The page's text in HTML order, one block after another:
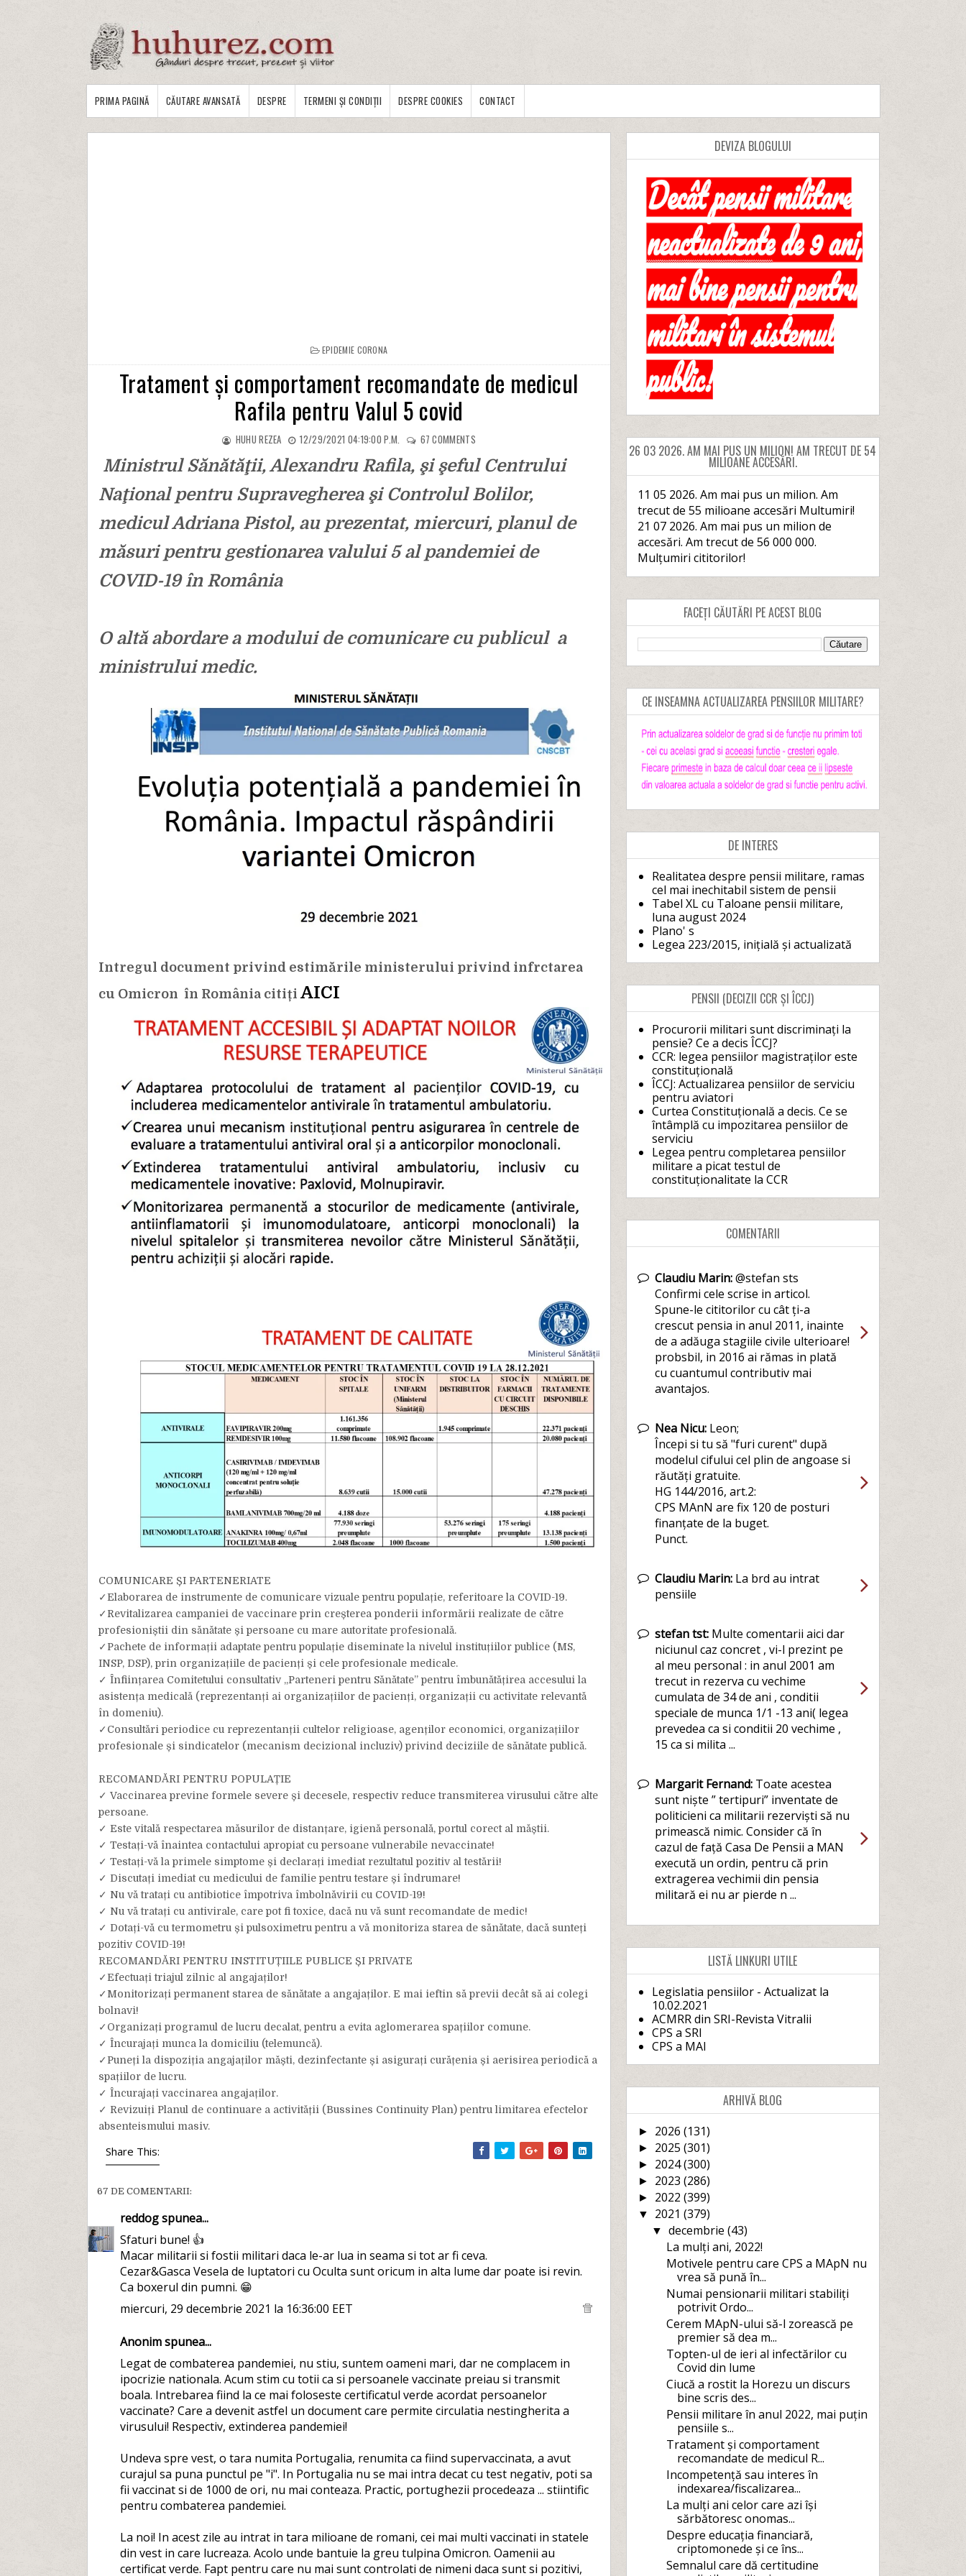
PRIMA PAGINĂ CĂUTARE AVANSATĂ DESPRE TERMENI ȘI CONDIȚII DESPRE COOKIES CONTACT
EPIDEMIE CORONA
Tratament și comportament recomandate de medicul
Rafila pentru Valul 5 covid
HUHU REZEA 12/29/2021 04:19:00 P.M. 67 COMMENTS
Ministrul Sănătăţii, Alexandru Rafila, şi şeful Centrului
Naţional pentru Supravegherea şi Controlul Bolilor,
medicul Adriana Pistol, au prezentat, miercuri, planul de
măsuri pentru gestionarea valului 5 al pandemiei de
COVID-19 în România
O altă abordare a modului de comunicare cu publicul a
ministrului medic.
Intregul document privind estimările ministerului privind infrctarea
cu Omicron în România citiți AICI
COMUNICARE ȘI PARTENERIATE
✓Elaborarea de instrumente de comunicare vizuale pentru populație, referitoare la COVID-19.
✓Revitalizarea campaniei de vaccinare prin creșterea ponderii informării realizate de către
profesioniștii din sănătate și persoane cu mare autoritate profesională.
✓Pachete de informații adaptate pentru populație diseminate la nivelul instituțiilor publice (MS,
INSP, DSP), prin organizațiile de pacienți și cele profesionale medicale.
✓ Înființarea Comitetului consultativ „Parteneri pentru Sănătate” pentru îmbunătățirea accesului la
asistența medicală (reprezentanți ai organizațiilor de pacienți, organizații cu activitate relevantă
în domeniu).
✓Consultări periodice cu reprezentanții cultelor religioase, agenților economici, organizațiilor
profesionale și sindicatelor (mecanism decizional incluziv) privind deciziile de sănătate publică.
RECOMANDĂRI PENTRU POPULAȚIE
✓ Vaccinarea previne formele severe și decesele, respectiv reduce transmiterea virusului către alte
persoane.
✓ Este vitală respectarea măsurilor de distanțare, igienă personală, portul corect al măștii.
✓ Testați-vă înaintea contactului apropiat cu persoane vulnerabile nevaccinate!
✓ Testați-vă la primele simptome și declarați imediat rezultatul pozitiv al testării!
✓ Discutați imediat cu medicului de familie pentru testare și îndrumare!
✓ Nu vă tratați cu antibiotice împotriva îmbolnăvirii cu COVID-19!
✓ Nu vă tratați cu antivirale, care pot fi toxice, dacă nu vă sunt recomandate de medic!
✓ Dotați-vă cu termometru și pulsoximetru pentru a vă monitoriza starea de sănătate, dacă sunteți
pozitiv COVID-19!
RECOMANDĂRI PENTRU INSTITUȚIILE PUBLICE ȘI PRIVATE
✓Efectuați triajul zilnic al angajaților!
✓Monitorizați permanent starea de sănătate a angajaților. E mai ieftin să previi decât să ai colegi
bolnavi!
✓Organizați programul de lucru decalat, pentru a evita aglomerarea spațiilor comune.
✓ Încurajați munca la domiciliu (telemuncă).
✓Puneți la dispoziția angajaților măști, dezinfectante și asigurați curățenia și aerisirea periodică a
spațiilor de lucru.
✓ Încurajați vaccinarea angajaților.
✓ Revizuiți Planul de continuare a activității (Bussines Continuity Plan) pentru limitarea efectelor
absenteismului masiv.
Share This:
67 DE COMENTARII:
reddogspunea...
Sfaturi bune! 👍
Macar militarii si fostii militari daca le-ar lua in seama si tot ar fi ceva.
Cezar&Gasca Vesela de luptatori cu Oculta sunt oricum in alta lume dar poate isi revin.
Ca boxerul din pumni. 😁
miercuri, 29 decembrie 2021 la 16:36:00 EET
Anonim spunea...
Legat de combaterea pandemiei, nu stiu, suntem oameni mari, dar ne complacem in
ipocrizie nationala. Acum stim cu totii ca si persoanele vaccinate preiau si transmit
boala. Intrebarea fiind la ce mai foloseste certificatul verde acordat persoanelor
vaccinate? Care a devenit astfel un document care permite circulatia nestingherita a
virusului! Respectiv, extinderea pandemiei!
Undeva spre vest, o tara numita Portugalia, renumita ca fiind supervaccinata, a avut
curajul sa puna punctul pe "i". In Portugalia nu se mai intra decat cu test negativ, poti sa
fii vaccinat si de 1000 de ori, nu mai conteaza. Practic, portughezii procedeaza ... stiintific
pentru combaterea pandemiei.
La noi! In acest zile au intrat in tara milioane de romani, cei mai multi vaccinati in statele
din vest in care lucreaza. Acolo unde bantuie la greu tulpina Omicron. Oamenii au
certificat verde. Fapt pentru care nu mai sunt controlati de nimeni daca sunt si pozitivi,
DEVIZA BLOGULUI
26 03 2026. AM MAI PUS UN MILION! AM TRECUT DE 54
MILIOANE ACCESĂRI.
11 05 2026. Am mai pus un milion. Am
trecut de 55 milioane accesări Multumiri!
21 07 2026. Am mai pus un milion de
accesări. Am trecut de 56 000 000.
Mulțumiri cititorilor!
FACEȚI CĂUTĂRI PE ACEST BLOG
CE INSEAMNA ACTUALIZAREA PENSIILOR MILITARE?
DE INTERES
Realitatea despre pensii militare, ramas
cel mai inechitabil sistem de pensii
Tabel XL cu Taloane pensii militare,
luna august 2024
Plano' s
Legea 223/2015, inițială și actualizată
PENSII (DECIZII CCR ȘI ÎCCJ)
Procurorii militari sunt discriminați la
pensie? Ce a decis ÎCCJ?
CCR: legea pensiilor magistraților este
constituțională
ÎCCJ: Actualizarea pensiilor de serviciu
pentru aviatori
Curtea Constituțională a decis. Ce se
întâmplă cu impozitarea pensiilor de
serviciu
Legea pentru completarea pensiilor
militare a picat testul de
constituționalitate la CCR
COMENTARII
Claudiu Marin:@stefan sts
Confirmi cele scrise in articol.
Spune-le cititorilor cu cât ți-a
crescut pensia in anul 2011, inainte
de a adăuga stagiile civile ulterioare!
probsbil, in 2016 ai rămas in plată
cu cuantumul contributiv mai
avantajos.
Nea Nicu:Leon;
Începi si tu să "furi curent" după
modelul cifului cel plin de angoase si
răutăți gratuite.
HG 144/2016, art.2:
CPS MAnN are fix 120 de posturi
finanțate de la buget.
Punct.
Claudiu Marin:La brd au intrat
pensiile
stefan tst:Multe comentarii aici dar
niciunul caz concret , vi-l prezint pe
al meu personal : in anul 2001 am
trecut in rezerva cu vechime
cumulata de 34 de ani , conditii
speciale de munca 1/1 -13 ani( legea
prevedea ca si conditii 20 vechime ,
15 ca si milita ...
Margarit Fernand:Toate acestea
sunt niște ” tertipuri” inventate de
politicieni ca militarii rezerviști să nu
primească nimic. Consider că în
cazul de față Casa De Pensii a MAN
execută un ordin, pentru că prin
extragerea vechimii din pensia
militară ei nu ar pierde n ...
LISTĂ LINKURI UTILE
Legislatia pensiilor - Actualizat la
10.02.2021
ACMRR din SRI-Revista Vitralii
CPS a SRI
CPS a MAI
ARHIVĂ BLOG
► 2026 (131)
► 2025 (301)
► 2024(300)
► 2023 (286)
► 2022 (399)
▼ 2021 (379)
▼ decembrie (43)
La mulți ani, 2022!
Motivele pentru care CPS a MApN nu
vrea să pună în...
Numai pensionarii militari stabiliți
potrivit Ordo...
Cerem MApN-ului să-l zorească pe
premier să dea m...
Topten-ul de ieri al infectărilor cu
Covid din lume
Ciucă a rostit la Horezu un discurs
bine scris des...
Pensii militare în anul 2022, mai puțin
pensiile s...
Tratament și comportament
recomandate de medicul R...
Incompetență sau interes în
indexarea/fiscalizarea...
La mulți ani celor care azi își
sărbătoresc onomas...
Despre educația financiară,
criptomonede și ce îns...
Semnalul care dă certitudine